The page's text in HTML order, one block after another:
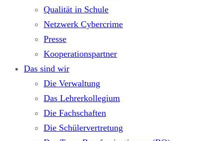
Qualität in Schule
Netzwerk Cybercrime
Presse
Kooperationspartner
Das sind wir
Die Verwaltung
Das Lehrerkollegium
Die Fachschaften
Die Schülervertretung